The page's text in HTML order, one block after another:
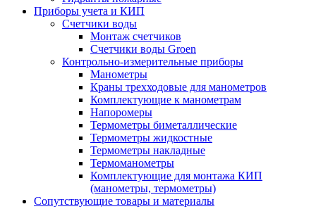
Приборы учета и КИП
Счетчики воды
Монтаж счетчиков
Счетчики воды Groen
Контрольно-измерительные приборы
Манометры
Краны трехходовые для манометров
Комплектующие к манометрам
Напоромеры
Термометры биметаллические
Термометры жидкостные
Термометры накладные
Термоманометры
Комплектующие для монтажа КИП
(манометры, термометры)
Сопутствующие товары и материалы